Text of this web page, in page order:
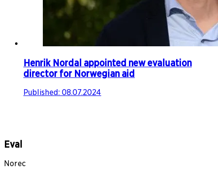
Henrik Nordal appointed new evaluation
director for Norwegian aid​​​​‌ ‍ ​‍​‍‌‍ ‌ ​‍‌‍‍‌‌‍‌ ‌‍‍‌‌‍ ‍​‍​‍​ ‍‍​‍​‍‌ ​ ‌‍​‌‌‍ ‍‌‍‍‌‌ ‌​‌ ‍‌​‍ ‍‌‍‍‌‌‍ ​‍​‍​‍ ​​‍​‍‌‍‍​‌ ​‍‌‍‌‌‌‍‌‍​‍​‍​ ‍‍​‍​‍‌‍‍​‌ ‌​‌ ‌​‌ ​​‌ ​ ​ ‍‍​‍ ​‍ ‌‍ ‍‌‍ ‌ ​‍‌‍‌‌‌‍​ ​‍ ‌‌‍‌‌‌ ‌‍‌‍​‌‌‍ ​​‍ ‌‌‍​ ‌‍ ‌‌ ​ ​‍ ‍‌ ‌‍‌‍‌‌‌ ​‍‌‍​ ‌‍‌‌‌‍ ​​‍ ‍‌‍​‌‌ ​​‌ ​​​‍ ‌‍‍‌‌‍ ‍‌ ‌​‌‍‌‌‌‍ ‍‌ ‌​​‍ ‌‍‌‌‌‍‌​‌‍‍‌‌ ‌​​‍ ‌‍ ‌‌‍ ‌‍‌​‌‍‌‌​ ‌‌ ​​‌ ​‍‌‍‌‌‌ ​ ‌‍‌‌‌‍ ‍‌ ‌​‌‍​‌‌ ‌​‌‍‍‌‌‍ ‌‍ ‍​ ‍ ‌‍‍‌‌‍‌​​ ‌​ ​ ​ ‍‌​ ​​‌‍​‌‌‍‌‍​ ​‌​ ​‌​ ‌‌​‍ ‌​ ​ ‌‍​ ‌‍‌​‌‍‌​​‍ ‌​ ‌​‌‍​‌‌‍‌‍‌‍‌‌​‍ ‌​ ‍‌​ ‍‌​ ‌‍​ ​‍​‍ ‌‌‍‌​‌‍‌‌​ ​‍‌‍‌​‌‍​‍‌‍​‍​ ​‍‌‍​ ​ ‌‍​ ‌‍‌‍​‍‌‍‌​​ ‍ ‌ ‌​‌ ‍‌‌ ​​‌‍‌‌​ ‌‌‍ ‍‌‍‌‌‌ ‌ ‌ ​ ‌​​‌‌ ​‍‌ ‌​‌‍‍‌‌‍​ ‌‍ ​‌‍‌‌​ ‍ ‌ ​​‌‍​‌‌ ‌​‌‍‍​​ ‌‌ ‌​‌‍‍‌‌ ‌​‌‍ ​‌‍‌‌​ ‌‍​‍‌‍​‌‌ ​ ‌‍‌‌‌‌‌‌‌ ​‍‌‍ ​​ ‌‌‍‍​‌ ‌​‌ ‌​‌ ​​‌ ​ ​‍‌‌​ ​ ‌​​‌​‍‌‌​ ​‍‌​‌‍​‍‌‌​ ​‍‌​‌‍‌‍ ‍‌‍ ‌ ​‍‌‍‌‌‌‍​ ​‍ ‌‌‍‌‌‌ ‌‍‌‍​‌‌‍ ​​‍ ‌‌‍​ ‌‍ ‌‌ ​ ​‍ ‍‌ ‌‍‌‍‌‌‌ ​‍‌‍​ ‌‍‌‌‌‍ ​​‍ ‍‌‍​‌‌ ​​‌ ​​​‍‌‍‌‍‍‌‌‍‌​​ ‌​ ​ ​ ‍‌​ ​​‌‍​‌‌‍‌‍​ ​‌​ ​‌​ ‌‌​‍ ‌​ ​ ‌‍​ ‌‍‌​‌‍‌​​‍ ‌​ ‌​‌‍​‌‌‍‌‍‌‍‌‌​‍ ‌​ ‍‌​ ‍‌​ ‌‍​ ​‍​‍ ‌‌‍‌​‌‍‌‌​ ​‍‌‍‌​‌‍​‍‌‍​‍​ ​‍‌‍​ ​ ‌‍​ ‌‍‌‍​‍‌‍‌​​‍‌‍‌ ‌​‌ ‍‌‌ ​​‌‍‌‌​ ‌‌‍ ‍‌‍‌‌‌ ‌ ‌ ​ ‌​​‌‌ ​‍‌ ‌​‌‍‍‌‌‍​ ‌‍ ​‌‍‌‌​‍‌‍‌ ​​‌‍​‌‌ ‌​‌‍‍​​ ‌‌ ‌​‌‍‍‌‌ ‌​‌‍ ​‌‍‌‌​‍‌‍‌ ​​‌‍‌‌‌ ​‍‌ ​ ‌ ​​‌‍‌‌‌‍​ ‌ ‌​‌‍‍‌‌ ‌‍‌‍‌‌​ ‌‌ ​​‌ ‌‌‌‍​‍‌‍ ​‌‍‍‌‌ ​ ‌‍‍​‌‍‌‌‌‍‌​​‍​‍‌ ‌
Published: 08.07.2024
Eval
Norec